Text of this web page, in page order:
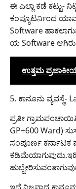
ಈ ಎಲ್ಲಾ ಕಡೆ ಕಟ್ಟು-
ಕಂಪ್ಯೂಟರ್ನಿಂದ
Software
ಯ Software
ಉತ್ತಮ
5. ಕಾನೂನು ವ್ಯವಸ್ಥೆ-
ಪ್ರತೀ
GP+600 Ward)
ಸಂಪೂರ್ಣ ಕರ್ನಾಟಕ